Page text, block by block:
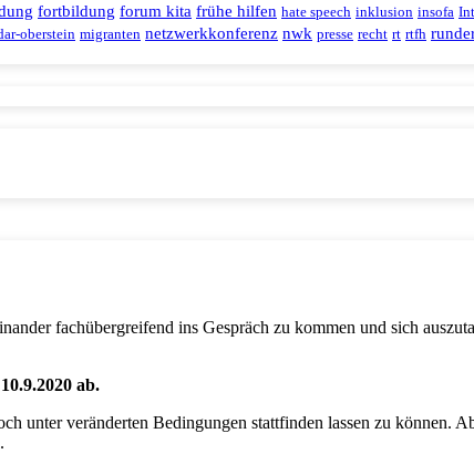
fortbildung forum kita frühe hilfen hate speech inklusion insofa
oberstein migranten netzwerkkonferenz nwk presse recht rt rtfh
fachübergreifend ins Gespräch zu kommen und sich
ab.
unter veränderten Bedingungen stattfinden lassen zu können.